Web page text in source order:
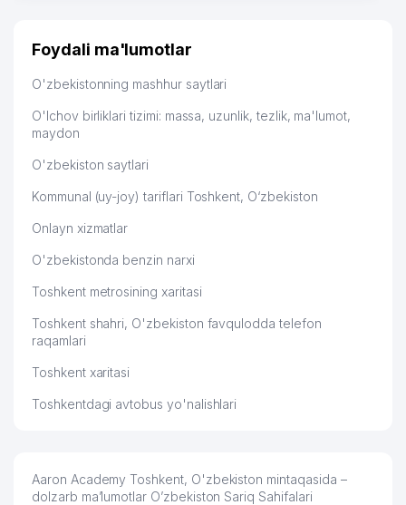
Foydali ma'lumotlar
O'zbekistonning mashhur saytlari
O'lchov birliklari tizimi: massa, uzunlik, tezlik, ma'lumot,
maydon
O'zbekiston saytlari
Kommunal (uy-joy) tariflari Toshkent, O‘zbekiston
Onlayn xizmatlar
O'zbekistonda benzin narxi
Toshkent metrosining xaritasi
Toshkent shahri, O'zbekiston favqulodda telefon
raqamlari
Toshkent xaritasi
Toshkentdagi avtobus yo'nalishlari
Aaron Academy Toshkent, O'zbekiston mintaqasida –
dolzarb ma’lumotlar O’zbekiston Sariq Sahifalari